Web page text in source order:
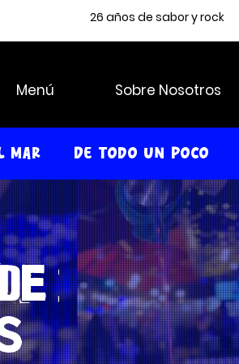
26 años de sabor y rock
Menú Sobre Nosotros
Mar De Todo Un Poco